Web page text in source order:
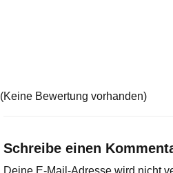
(Keine Bewertung vorhanden)
Schreibe einen
Deine E-Mail-Adresse wird nicht